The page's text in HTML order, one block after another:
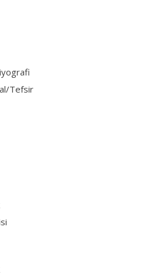
Tefsir